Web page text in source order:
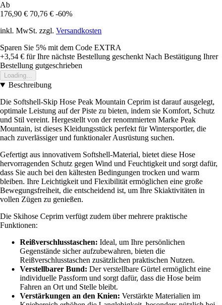
Ab
176,90 € 70,76 € -60%
inkl. MwSt. zzgl. Versandkosten
Sparen Sie 5% mit dem Code EXTRA
+3,54 € für Ihre nächste Bestellung geschenkt Nach Bestätigung Ihrer
Bestellung gutgeschrieben
Loading...
Beschreibung
Die Softshell-Skip Hose Peak Mountain Ceprim ist darauf ausgelegt,
optimale Leistung auf der Piste zu bieten, indem sie Komfort, Schutz
und Stil vereint. Hergestellt von der renommierten Marke Peak
Mountain, ist dieses Kleidungsstück perfekt für Wintersportler, die
nach zuverlässiger und funktionaler Ausrüstung suchen.
Gefertigt aus innovativem Softshell-Material, bietet diese Hose
hervorragenden Schutz gegen Wind und Feuchtigkeit und sorgt dafür,
dass Sie auch bei den kältesten Bedingungen trocken und warm
bleiben. Ihre Leichtigkeit und Flexibilität ermöglichen eine große
Bewegungsfreiheit, die entscheidend ist, um Ihre Skiaktivitäten in
vollen Zügen zu genießen.
Die Skihose Ceprim verfügt zudem über mehrere praktische
Funktionen:
Reißverschlusstaschen: Ideal, um Ihre persönlichen
Gegenstände sicher aufzubewahren, bieten die
Reißverschlusstaschen zusätzlichen praktischen Nutzen.
Verstellbarer Bund: Der verstellbare Gürtel ermöglicht eine
individuelle Passform und sorgt dafür, dass die Hose beim
Fahren an Ort und Stelle bleibt.
Verstärkungen an den Knien: Verstärkte Materialien im